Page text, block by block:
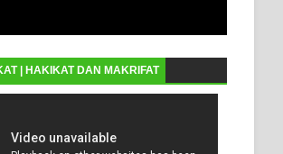
| HAKIKAT DAN MAKRIFAT